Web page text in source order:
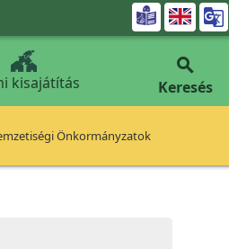

kisajátítás

Keresés
Önkormányzatok